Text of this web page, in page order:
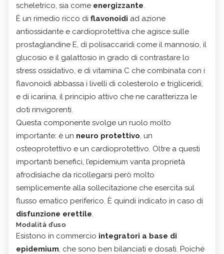
scheletrico, sia come energizzante.
È un rimedio ricco di flavonoidi ad azione
antiossidante e cardioprotettiva che agisce sulle
prostaglandine E, di polisaccaridi come il mannosio, il
glucosio e il galattosio in grado di contrastare lo
stress ossidativo, e di vitamina C che combinata con i
flavonoidi abbassa i livelli di colesterolo e trigliceridi,
e di icariina, il principio attivo che ne caratterizza le
doti rinvigorenti.
Questa componente svolge un ruolo molto
importante: è un neuro protettivo, un
osteoprotettivo e un cardioprotettivo. Oltre a questi
importanti benefici, l’epidemium vanta proprietà
afrodisiache da ricollegarsi però molto
semplicemente alla sollecitazione che esercita sul
flusso ematico periferico. È quindi indicato in caso di
disfunzione erettile.
Modalità d’uso
Esistono in commercio integratori a base di
epidemium, che sono ben bilanciati e dosati. Poiché